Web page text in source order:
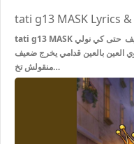
tati g13 MASK Lyrics
tati g13 MASK تخنقت ونحكيها طول نستعرف ضيعني الكيف حتى كي نولي
بالعين قدامي يخرج ضعيف
منقولش تخ…